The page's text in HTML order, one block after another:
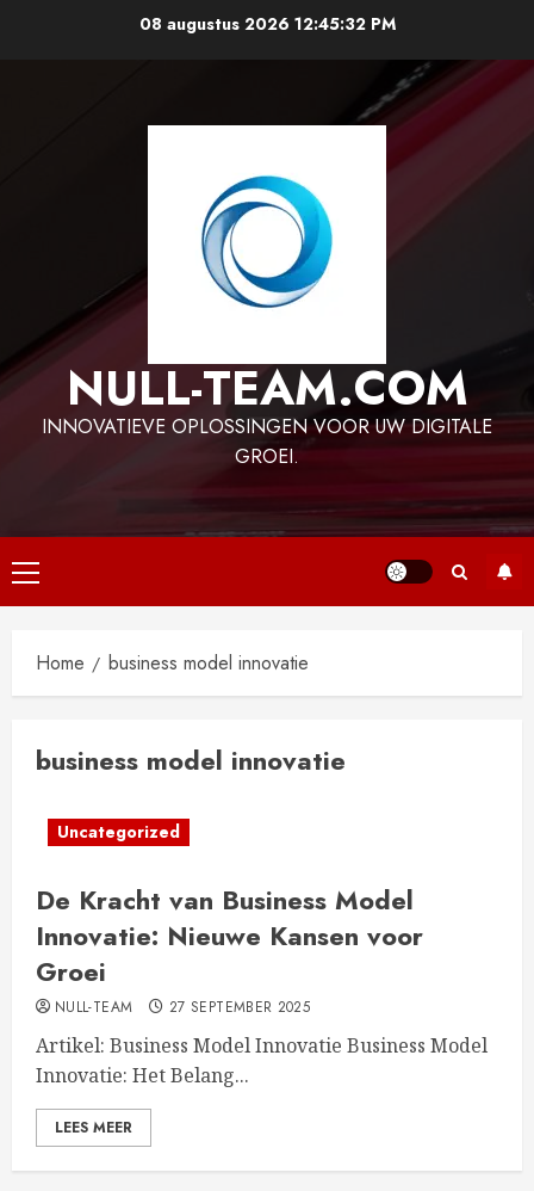
08 augustus 2026 12:45:32 PM
NULL-TEAM.COM
INNOVATIEVE OPLOSSINGEN VOOR UW DIGITALE
GROEI.
Primair
menu
Home business model innovatie
business model innovatie
Uncategorized
De Kracht van Business Model
Innovatie: Nieuwe Kansen voor
Groei
NULL-TEAM 27 SEPTEMBER 2025
Artikel: Business Model Innovatie Business Model
Innovatie: Het Belang...
LEES MEER